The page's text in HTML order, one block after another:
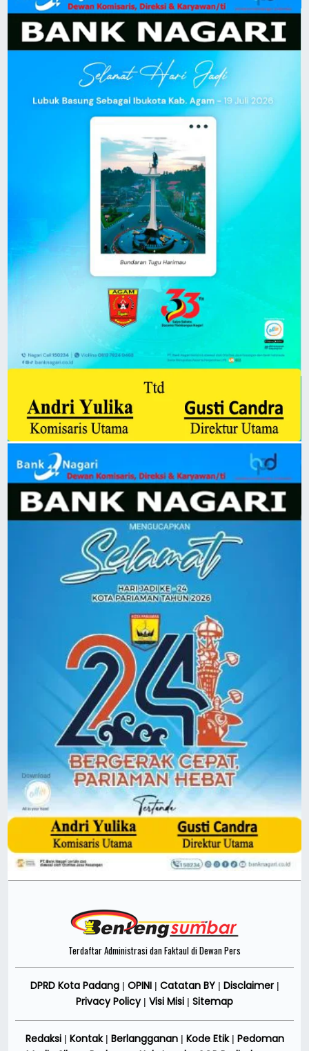
Terdaftar Administrasi dan Faktaul di Dewan Pers
DPRD Kota Padang| OPINI| Catatan BY| Disclaimer|
Privacy Policy| Visi Misi | Sitemap
Redaksi| Kontak| Berlangganan| Kode Etik| Pedoman